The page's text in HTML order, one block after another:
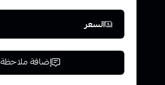
السعر
إضافة ملاحظة